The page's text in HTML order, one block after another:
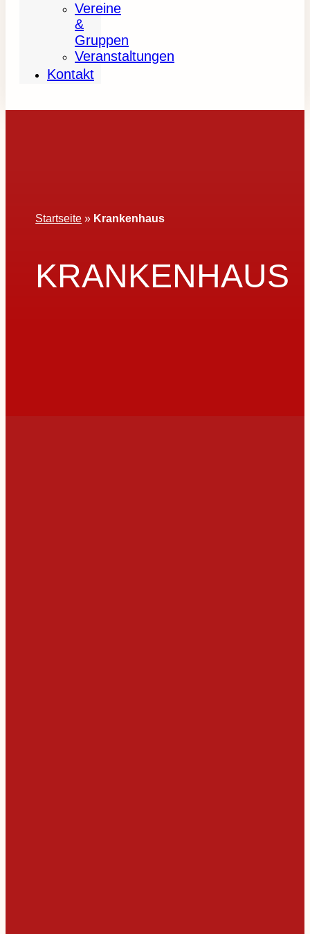
Vereine
&
Gruppen
Veranstaltungen
Kontakt
Startseite » Krankenhaus
KRANKENHAUS